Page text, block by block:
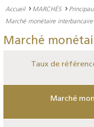
Accueil MARCHÉS
Marché monétaire interbancaire
Marché
Taux de
Marché